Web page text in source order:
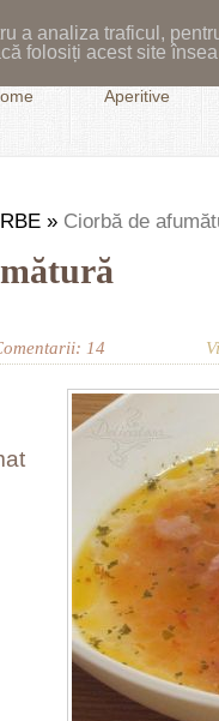
a analiza traficul,
folosiți acest site
Aperitive
» Ciorbă de
14